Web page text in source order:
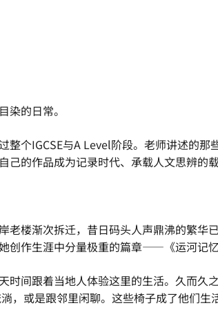
的日常。
个IGCSE与A Level阶段。老师讲述的那
的作品成为记录时代、承载人文思辨的载
楼渐次拆迁，昔日码头人声鼎沸的繁华
创作生涯中分量极重的篇章——《运河记忆
间跟着当地人体验这里的生活。久而久
或是跟邻里闲聊。这些椅子成了他们生